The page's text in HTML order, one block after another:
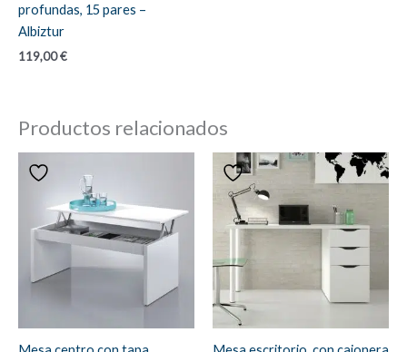
profundas, 15 pares –
Albiztur
119,00€
Productos relacionados